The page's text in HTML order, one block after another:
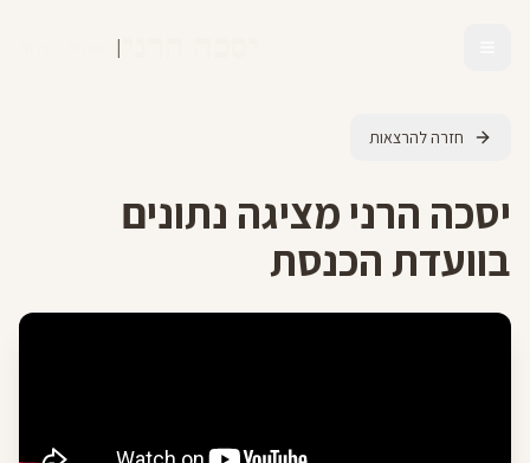
|
חזרה להרצאות
יסכה הרני מציגה נתונים
בוועדת הכנסת